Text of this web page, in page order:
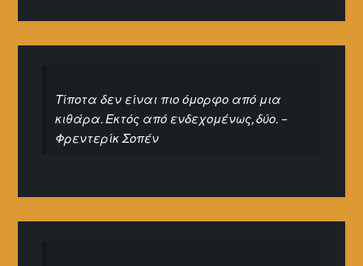
Τίποτα δεν είναι πιο όμορφο από μια
κιθάρα. Εκτός από ενδεχομένως, δύο. –
Φρεντερίκ Σοπέν